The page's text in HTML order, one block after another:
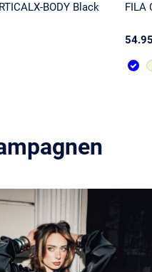
BODY Black FILA